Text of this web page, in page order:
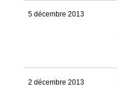
5 décembre 2013
2 décembre 2013